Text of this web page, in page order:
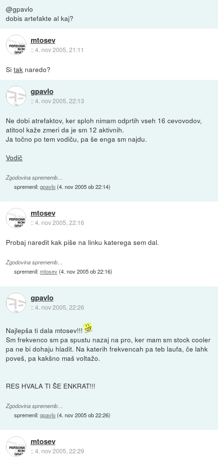
@gpavlo
dobis artefakte al kaj?
mtosev
::4. nov 2005, 21:11
Sitak naredo?
gpavlo
::4. nov 2005, 22:13
Ne dobi atrefaktov, ker sploh nimam odprtih vseh 16 cevovodov,
atitool kaže zmeri da je sm 12 aktivnih.
Ja točno po tem vodiču, pa še enga sm najdu.
Vodič
Zgodovina sprememb…
spremenil:gpavlo(4. nov 2005 ob 22:14)
mtosev
::4. nov 2005, 22:16
Probaj naredit kak piše na linku katerega sem dal.
Zgodovina sprememb…
spremenil:mtosev(4. nov 2005 ob 22:16)
gpavlo
::4. nov 2005, 22:26
Najlepša ti dala mtosev!!!
Sm frekvenco sm pa spustu nazaj na pro, ker mam sm stock cooler
pa ne bi dohaju hladit. Na katerih frekvencah pa teb laufa, če lahk
poveš, pa kakšno maš voltažo.
RES HVALA TI ŠE ENKRAT!!!
Zgodovina sprememb…
spremenil:gpavlo(4. nov 2005 ob 22:26)
mtosev
::4. nov 2005, 22:29